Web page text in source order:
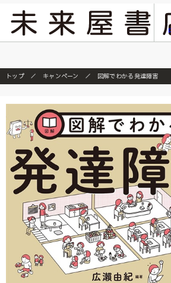
『ONE PIECE magazine 021
トップ キャンペーン 図解でわかる発達障害